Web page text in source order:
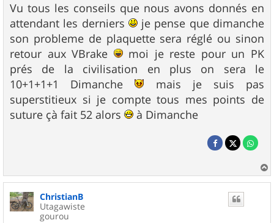
s
s
a
g
e
Vu tous les conseils que nous avons donnés en
attendant les derniers
je pense que dimanche
son probleme de plaquette sera réglé ou sinon
retour aux VBrake
moi je reste pour un PK
prés de la civilisation en plus on sera le
10+1+1+1 Dimanche
mais je suis pas
superstitieux si je compte tous mes points de
suture çà fait 52 alors
à Dimanche
a
ChristianB
Utagawiste
gourou